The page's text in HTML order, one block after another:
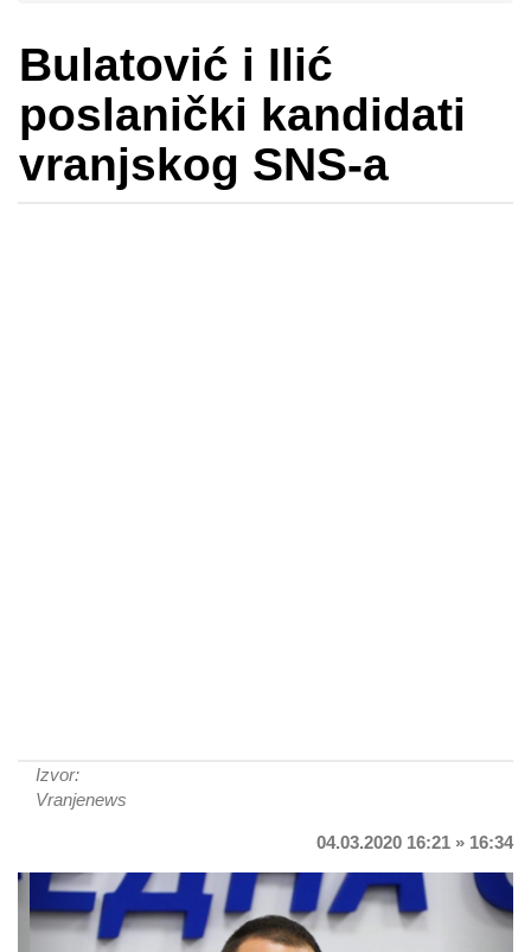
Bulatović i Ilić
poslanički kandidati
vranjskog SNS-a
Izvor:
Vranjenews
04.03.2020 16:21 » 16:34
Previous Next